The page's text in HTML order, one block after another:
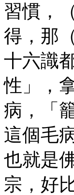
習慣，
得，那
十六識
性」，
病，「
這個毛
也就是
宗，好